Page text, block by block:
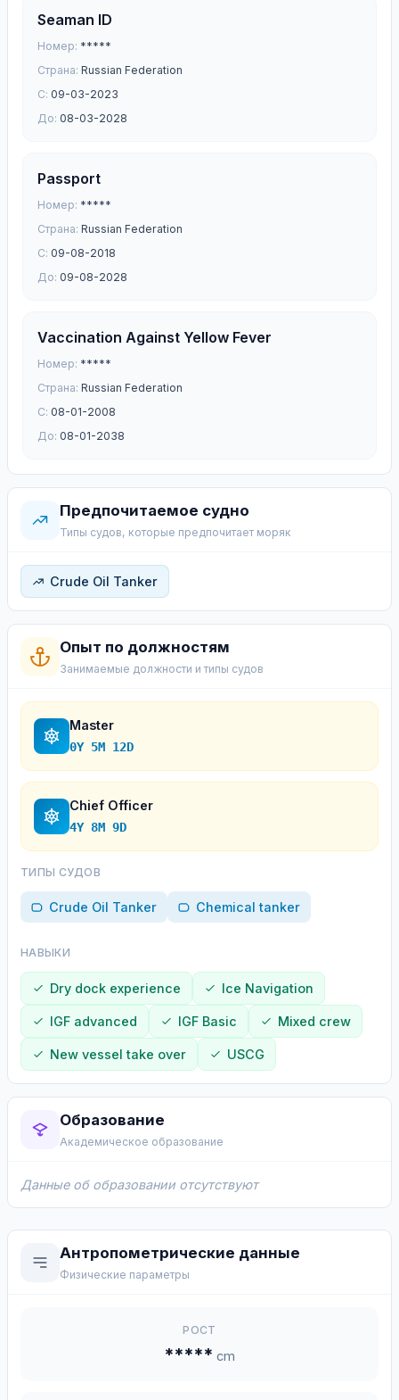
Seaman ID
Номер: *****
Страна: Russian Federation
С: 09-03-2023
До: 08-03-2028
Passport
Номер: *****
Страна: Russian Federation
С: 09-08-2018
До: 09-08-2028
Vaccination Against Yellow Fever
Номер: *****
Страна: Russian Federation
С: 08-01-2008
До: 08-01-2038
Предпочитаемое судно
Типы судов, которые предпочитает моряк
Crude Oil Tanker
Опыт по должностям
Занимаемые должности и типы судов
Master
0Y 5M 12D
Chief Officer
4Y 8M 9D
ТИПЫ СУДОВ
Crude Oil Tanker Chemical tanker
НАВЫКИ
Dry dock experience Ice Navigation
IGF advanced IGF Basic Mixed crew
New vessel take over USCG
Образование
Академическое образование
Данные об образовании отсутствуют
Антропометрические данные
Физические параметры
РОСТ
***** cm